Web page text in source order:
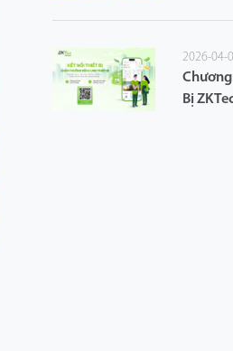
2026-04-
Bị